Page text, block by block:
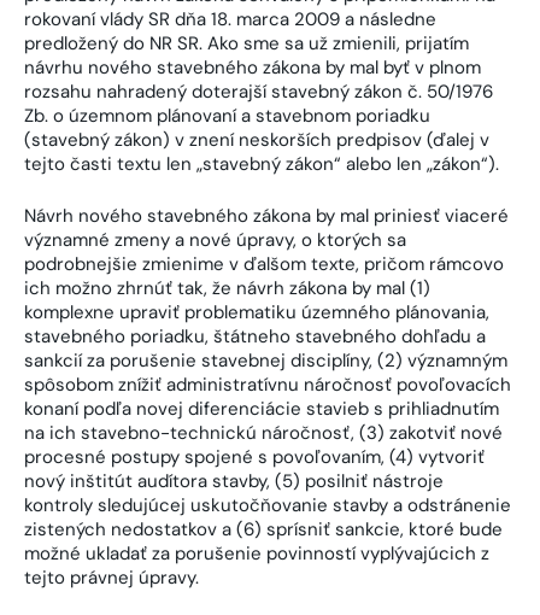
rokovaní vlády SR dňa 18. marca 2009 a následne
predložený do NR SR. Ako sme sa už zmienili, prijatím
návrhu nového stavebného zákona by mal byť v plnom
rozsahu nahradený doterajší stavebný zákon č. 50/1976
Zb. o územnom plánovaní a stavebnom poriadku
(stavebný zákon) v znení neskorších predpisov (ďalej v
tejto časti textu len „stavebný zákon“ alebo len „zákon“).
Návrh nového stavebného zákona by mal priniesť viaceré
významné zmeny a nové úpravy, o ktorých sa
podrobnejšie zmienime v ďalšom texte, pričom rámcovo
ich možno zhrnúť tak, že návrh zákona by mal (1)
komplexne upraviť problematiku územného plánovania,
stavebného poriadku, štátneho stavebného dohľadu a
sankcií za porušenie stavebnej disciplíny, (2) významným
spôsobom znížiť administratívnu náročnosť povoľovacích
konaní podľa novej diferenciácie stavieb s prihliadnutím
na ich stavebno-technickú náročnosť, (3) zakotviť nové
procesné postupy spojené s povoľovaním, (4) vytvoriť
nový inštitút audítora stavby, (5) posilniť nástroje
kontroly sledujúcej uskutočňovanie stavby a odstránenie
zistených nedostatkov a (6) sprísniť sankcie, ktoré bude
možné ukladať za porušenie povinností vyplývajúcich z
tejto právnej úpravy.